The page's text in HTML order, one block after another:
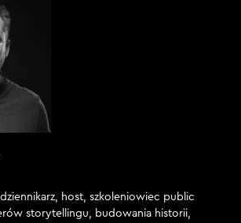
dziennikarz, host, szkoleniowiec public
storytellingu, budowania historii,